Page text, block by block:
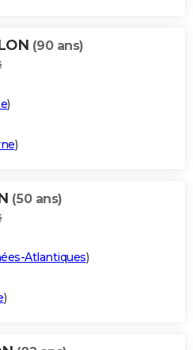
(90 ans)
)
)
(50 ans)
Atlantiques)
)